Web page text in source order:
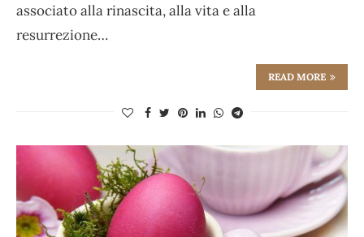
associato alla rinascita, alla vita e alla
resurrezione…
READ MORE